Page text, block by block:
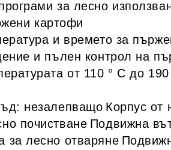
за лесно
картофи
и времето за
и пълен контрол на
от 110 ° C до 190
незалепващо Корпус от
почистване Подвижна
за лесно отваряне